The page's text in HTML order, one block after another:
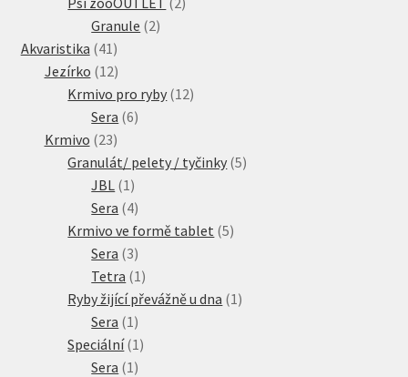
Granule 22
Akvaristika 41 41
produktů
Jezírko 1212
produktů
Krmivo pro ryby 1212
Sera 66
Krmivo 2323
produktů
Granulát/ pelety / tyčinky 55
JBL 1 1
produkt
Sera 44
produkty
Krmivo ve formě tablet 55
Sera 33
produkty
Tetra 1 1
produkt
Ryby žijící převážně u dna 1 1
Sera 1 1
produkt
Speciální 1 1
Sera 1 1